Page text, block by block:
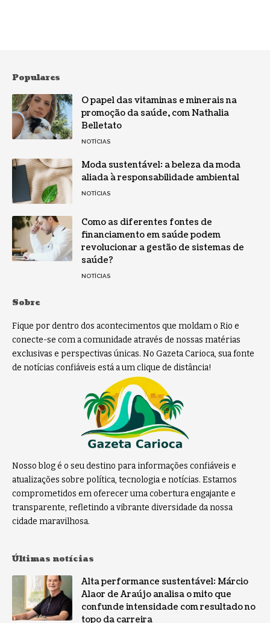
Populares
O papel das vitaminas e minerais na
promoção da saúde, com Nathalia
Belletato
NOTÍCIAS
Moda sustentável: a beleza da moda
aliada à responsabilidade ambiental
NOTÍCIAS
Como as diferentes fontes de
financiamento em saúde podem
revolucionar a gestão de sistemas de
saúde?
NOTÍCIAS
Sobre
Fique por dentro dos acontecimentos que moldam o Rio e
conecte-se com a comunidade através de nossas matérias
exclusivas e perspectivas únicas. No Gazeta Carioca, sua fonte
de notícias confiáveis está a um clique de distância!
Nosso blog é o seu destino para informações confiáveis e
atualizações sobre política, tecnologia e notícias. Estamos
comprometidos em oferecer uma cobertura engajante e
transparente, refletindo a vibrante diversidade da nossa
cidade maravilhosa.
Últimas notícias
Alta performance sustentável: Márcio
Alaor de Araújo analisa o mito que
confunde intensidade com resultado no
topo da carreira